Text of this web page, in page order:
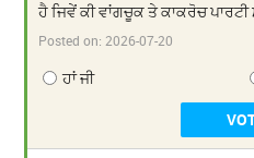
ਹੈ ਜਿਵੇਂ ਕੀ ਵਾਂਗਚੂਕ ਤੇ ਕਾਕਰੋਚ
Posted on:2026-07-20
ਹਾਂ ਜੀ